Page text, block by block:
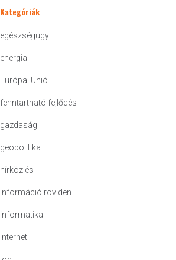
Kategóriák
egészségügy
energia
Európai Unió
fenntartható fejlődés
gazdaság
geopolitika
hírközlés
információ röviden
informatika
Internet